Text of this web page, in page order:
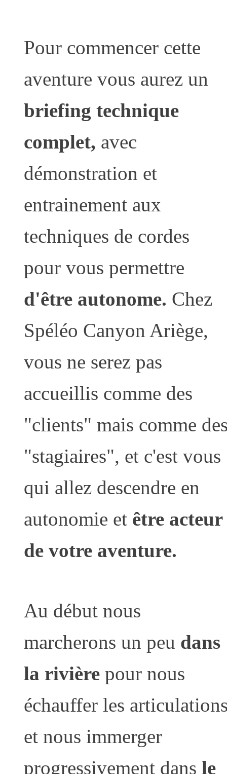
Pour commencer cette
aventure vous aurez un
briefing technique
complet, avec
démonstration et
entrainement aux
techniques de cordes
pour vous permettre
d'être autonome. Chez
Spéléo Canyon Ariège,
vous ne serez pas
accueillis comme des
"clients" mais comme
"stagiaires", et c'est vous
qui allez descendre en
autonomie et être acteur
de votre aventure.
Au début nous
marcherons un peu dans
la rivièrepour nous
échauffer les
et nous immerger
progressivement dans le